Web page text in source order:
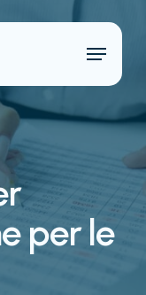
Menu
per le